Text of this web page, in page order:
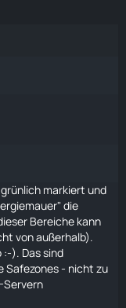
grünlich markiert und
die
Bereiche kann
von außerhalb).
). Das sind
Safezones - nicht zu
Servern